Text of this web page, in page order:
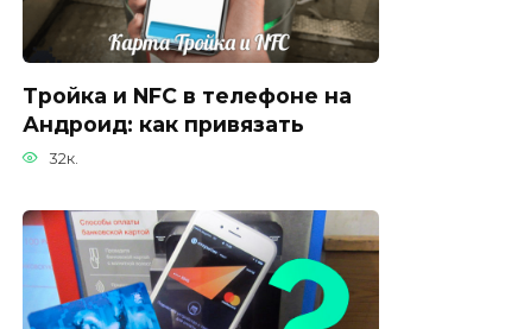
Тройка и NFC в телефоне на
Андроид: как привязать
32к.